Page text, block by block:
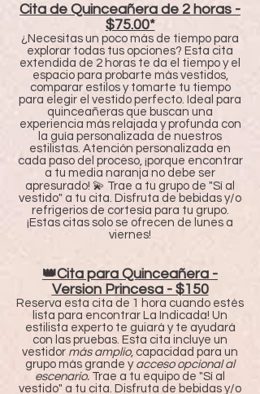
Cita de Quinceañera de 2 horas -
$75.00*
¿Necesitas un poco más de tiempo para
explorar todas tus opciones? Esta cita
extendida de 2 horas te da el tiempo y el
espacio para probarte más vestidos,
comparar estilos y tomarte tu tiempo
para elegir el vestido perfecto. Ideal para
quinceañeras que buscan una
experiencia más relajada y profunda con
la guía personalizada de nuestros
estilistas. Atención personalizada en
cada paso del proceso, ¡porque encontrar
a tu media naranja no debe ser
apresurado! 💫 Trae a tu grupo de "Sí al
vestido" a tu cita. Disfruta de bebidas y/o
refrigerios de cortesía para tu grupo.
¡Estas citas solo se ofrecen de lunes a
viernes!
👑Cita para Quinceañera -
Version Princesa - $150
Reserva esta cita de 1 hora cuando estés
lista para encontrar La Indicada! Un
estilista experto te guiará y te ayudará
con las pruebas. Esta cita incluye un
vestidor más amplio, capacidad para un
grupo más grande y acceso opcional al
escenario. Trae a tu equipo de "Sí al
vestido" a tu cita. Disfruta de bebidas y/o